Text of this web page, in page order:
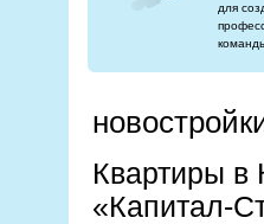
для
Квартиры в
«Капитал-